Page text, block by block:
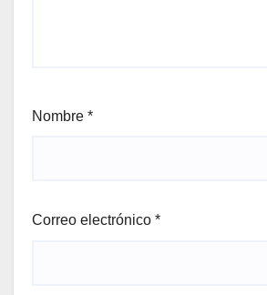
Nombre *
Correo electrónico *